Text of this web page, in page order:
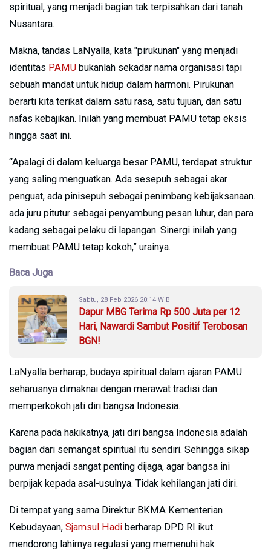
spiritual, yang menjadi bagian tak terpisahkan dari tanah
Nusantara.
Makna, tandas LaNyalla, kata "pirukunan" yang menjadi
identitas PAMU bukanlah sekadar nama organisasi tapi
sebuah mandat untuk hidup dalam harmoni. Pirukunan
berarti kita terikat dalam satu rasa, satu tujuan, dan satu
nafas kebajikan. Inilah yang membuat PAMU tetap eksis
hingga saat ini.
“Apalagi di dalam keluarga besar PAMU, terdapat struktur
yang saling menguatkan. Ada sesepuh sebagai akar
penguat, ada pinisepuh sebagai penimbang kebijaksanaan.
ada juru pitutur sebagai penyambung pesan luhur, dan para
kadang sebagai pelaku di lapangan. Sinergi inilah yang
membuat PAMU tetap kokoh,” urainya.
Baca Juga
Sabtu, 28 Feb 2026 20:14 WIB
Dapur MBG Terima Rp 500 Juta per 12
Hari, Nawardi Sambut Positif Terobosan
BGN!
LaNyalla berharap, budaya spiritual dalam ajaran PAMU
seharusnya dimaknai dengan merawat tradisi dan
memperkokoh jati diri bangsa Indonesia.
Karena pada hakikatnya, jati diri bangsa Indonesia adalah
bagian dari semangat spiritual itu sendiri. Sehingga sikap
purwa menjadi sangat penting dijaga, agar bangsa ini
berpijak kepada asal-usulnya. Tidak kehilangan jati diri.
Di tempat yang sama Direktur BKMA Kementerian
Kebudayaan, Sjamsul Hadi berharap DPD RI ikut
mendorong lahirnya regulasi yang memenuhi hak